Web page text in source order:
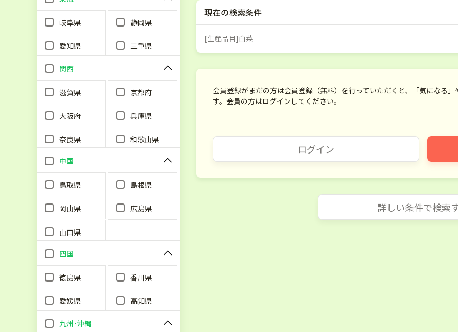
岐阜県 静岡県
愛知県 三重県
関西
滋賀県 京都府
大阪府 兵庫県
奈良県 和歌山県
中国
鳥取県 島根県
岡山県 広島県
山口県
四国
徳島県 香川県
愛媛県 高知県
九州･沖縄
現在の検索条件
[生産品目]白菜
会員登録がまだの方は会員登録（無料）を行っていただくと、「気になる
す。会員の方はログインしてください。
ログイン
詳しい条件で検索